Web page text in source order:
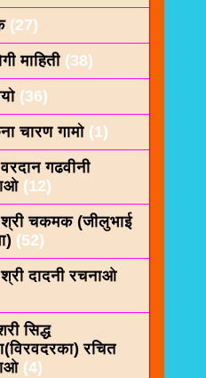
(27)
माहिती (38)
(36)
चारण गामो (1)
गढवीनी
(12)
चकमक (जीलुभाई
(52)
दादनी रचनाओ
सिद्ध
रचित
(4)